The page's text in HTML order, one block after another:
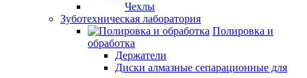
Чехлы
Зуботехническая лаборатория
Полировка и
обработка
Держатели
Диски алмазные сепарационные для